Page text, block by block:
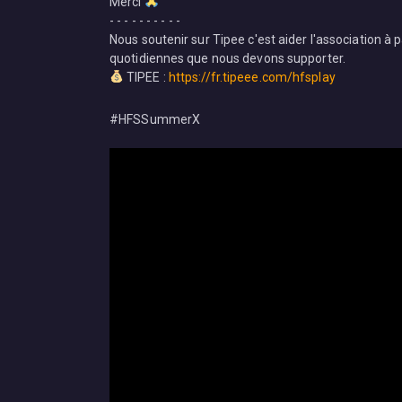
- - - - - - - - - -
Nous soutenir sur Tipee c'est aider l'association à
quotidiennes que nous devons supporter.
TIPEE : https://fr.tipeee.com/hfsplay
#HFSSummerX